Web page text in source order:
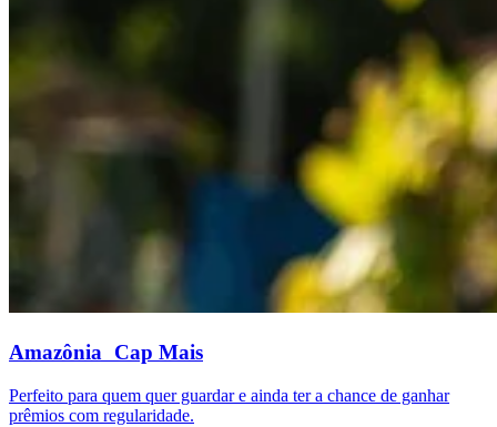
Amazônia Cap Mais
Perfeito para quem quer guardar e ainda ter a chance de ganhar
prêmios com regularidade.